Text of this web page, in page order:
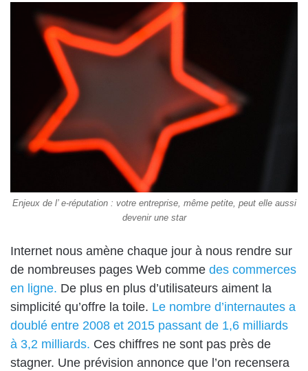
Enjeux de l’ e-réputation : votre entreprise, même petite, peut elle aussi
devenir une star
Internet nous amène chaque jour à nous rendre sur
de nombreuses pages Web comme des commerces
en ligne. De plus en plus d’utilisateurs aiment la
simplicité qu’offre la toile. Le nombre d’internautes a
doublé entre 2008 et 2015 passant de 1,6 milliards
à 3,2 milliards. Ces chiffres ne sont pas près de
stagner. Une prévision annonce que l’on recensera